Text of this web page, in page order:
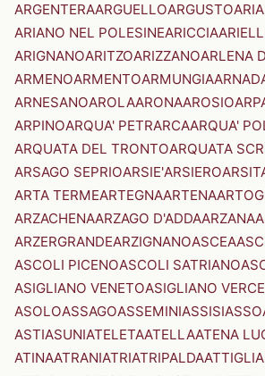
ARGENTERAARGUELLOARGUSTOARI
ARIANO NEL POLESINEARICCIA
ARIGNANOARITZOARIZZANOARLENA
ARMENOARMENTOARMUNGIAARNAD
ARNESANOAROLAARONAAROSIO
ARPINOARQUA' PETRARCAARQUA'
ARQUATA DEL TRONTOARQUATA
ARSAGO SEPRIOARSIE'ARSIERO
ARTA TERMEARTEGNAARTENA
ARZACHENAARZAGO D'ADDAARZANA
ARZERGRANDEARZIGNANOASCEA
ASCOLI PICENOASCOLI SATRIANO
ASIGLIANO VENETOASIGLIANO
ASOLOASSAGOASSEMINIASSISIASSO
ASTIASUNIATELETAATELLAATENA
ATINAATRANIATRIATRIPALDA